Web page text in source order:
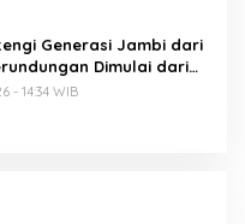
Generasi Jambi dari
Dimulai dari
- 14:34 WIB